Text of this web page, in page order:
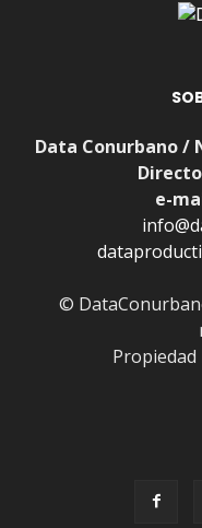
Data Conurbano /
e-
©